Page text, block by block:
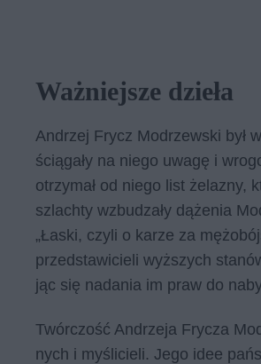
Ważniejsze dzieła
An­drzej Frycz Mo­drzew­ski był
ścią­ga­ły na nie­go uwa­gę i
otrzy­mał od nie­go list że­la­zny,
szlach­ty wzbu­dza­ły dą­że­nia
„Łaski, czy­li o ka­rze za
przed­sta­wi­cie­li wyż­szych
jąc się nada­nia im praw do
Twór­czość An­drze­ja Fry­cza
nych i my­śli­cie­li. Jego idee